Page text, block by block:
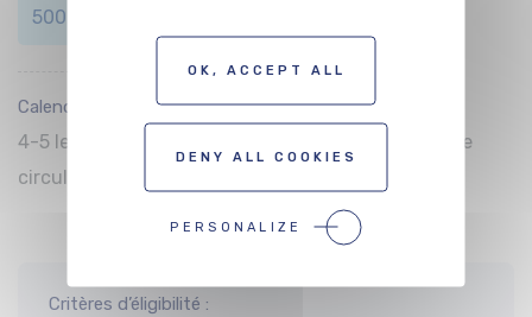
500 000 € max.
Calendrier de dépôt :
4-5 levées par an, qui sont communiquées par voie
circulaire et sur le site web du Film Fund
Critères d’éligibilité :
OK, ACCEPT ALL
DENY ALL COOKIES
PERSONALIZE